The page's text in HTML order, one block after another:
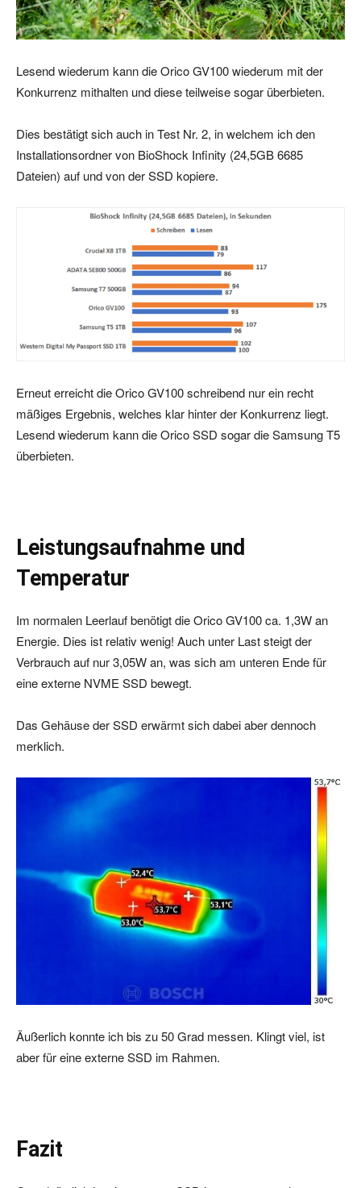
Lesend wiederum kann die Orico GV100 wiederum mit der
Konkurrenz mithalten und diese teilweise sogar überbieten.
Dies bestätigt sich auch in Test Nr. 2, in welchem ich den
Installationsordner von BioShock Infinity (24,5GB 6685
Dateien) auf und von der SSD kopiere.
Erneut erreicht die Orico GV100 schreibend nur ein recht
mäßiges Ergebnis, welches klar hinter der Konkurrenz liegt.
Lesend wiederum kann die Orico SSD sogar die Samsung T5
überbieten.
Leistungsaufnahme und
Temperatur
Im normalen Leerlauf benötigt die Orico GV100 ca. 1,3W an
Energie. Dies ist relativ wenig! Auch unter Last steigt der
Verbrauch auf nur 3,05W an, was sich am unteren Ende für
eine externe NVME SSD bewegt.
Das Gehäuse der SSD erwärmt sich dabei aber dennoch
merklich.
Äußerlich konnte ich bis zu 50 Grad messen. Klingt viel, ist
aber für eine externe SSD im Rahmen.
Fazit